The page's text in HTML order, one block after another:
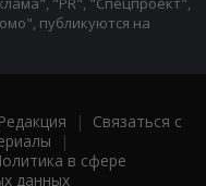
публикуются на
Редакция | Связаться с
|
в сфере
данных